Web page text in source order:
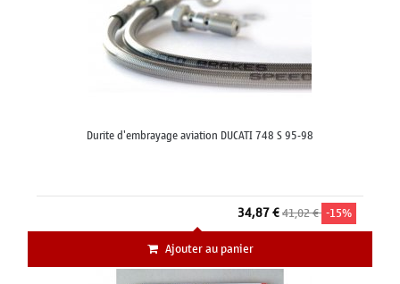
Durite d'embrayage aviation DUCATI 748 S 95-98
34,87 €41,02 € -15%
Ajouter au panier